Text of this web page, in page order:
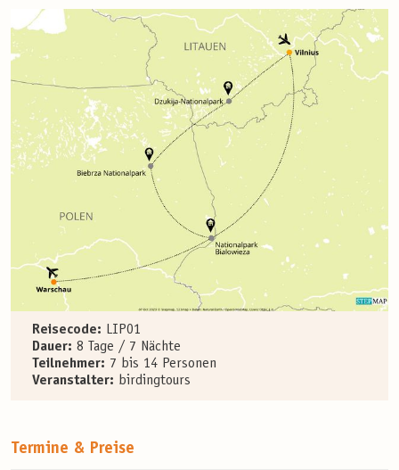
Reisecode: LIP01
Dauer: 8 Tage / 7 Nächte
Teilnehmer: 7 bis 14 Personen
Veranstalter: birdingtours
Termine & Preise